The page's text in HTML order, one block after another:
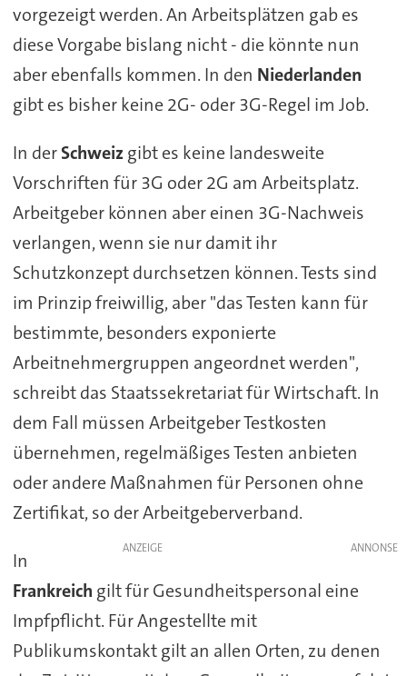
vorgezeigt werden. An Arbeitsplätzen gab es
diese Vorgabe bislang nicht - die könnte nun
aber ebenfalls kommen. In den Niederlanden
gibt es bisher keine 2G- oder 3G-Regel im Job.
In derSchweiz gibt es keine landesweite
Vorschriften für 3G oder 2G am Arbeitsplatz.
Arbeitgeber können aber einen 3G-Nachweis
verlangen, wenn sie nur damit ihr
Schutzkonzept durchsetzen können. Tests sind
im Prinzip freiwillig, aber "das Testen kann für
bestimmte, besonders exponierte
Arbeitnehmergruppen angeordnet werden",
schreibt das Staatssekretariat für Wirtschaft. In
dem Fall müssen Arbeitgeber Testkosten
übernehmen, regelmäßiges Testen anbieten
oder andere Maßnahmen für Personen ohne
Zertifikat, so der Arbeitgeberverband.
ANZEIGE
In
Frankreich gilt für Gesundheitspersonal eine
Impfpflicht. Für Angestellte mit
Publikumskontakt gilt an allen Orten, zu denen